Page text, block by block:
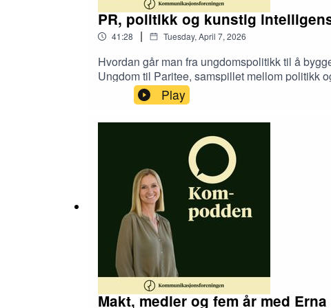
PR, politikk og kunstig
41:28 | Tuesday, April 7, 2026
Hvordan går man fra ungdomspolitikk til å
Ungdom til Paritee, samspillet mellom politikk
lobbyvirksomhet, globale ambisjoner og
Play
Makt, medier og fem år med